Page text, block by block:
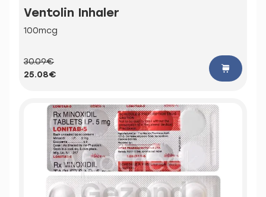
Ventolin Inhaler
100mcg
30.09€
25.08€